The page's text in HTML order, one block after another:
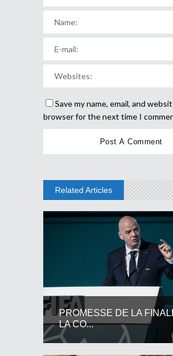
Save my name, email, and
browser for the next time I
Related Articles
PROMESSE DE LA
LA CO...